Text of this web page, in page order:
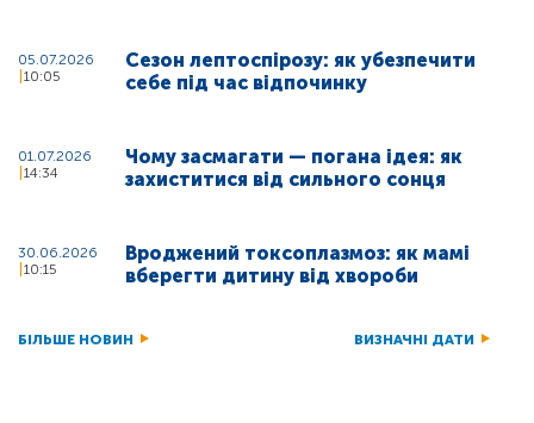
05.07.2026
10:05
Сезон лептоспірозу: як убезпечити
себе під час відпочинку
01.07.2026
14:34
Чому засмагати — погана ідея: як
захиститися від сильного сонця
30.06.2026
10:15
Вроджений токсоплазмоз: як мамі
вберегти дитину від хвороби
БІЛЬШЕ НОВИН ВИЗНАЧНІ ДАТИ